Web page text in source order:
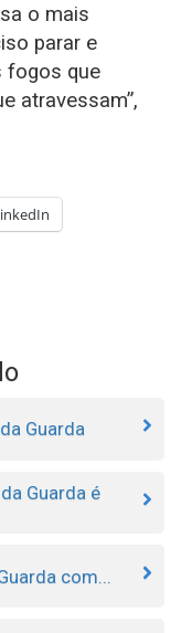
o mais
parar e
fogos que
atravessam”,
Guarda
Guarda é
com...